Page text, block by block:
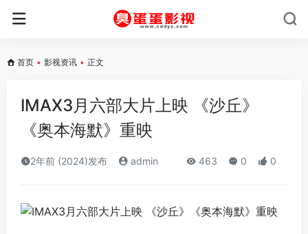
首页 • 影视资讯 • 正文
IMAX3月六部大片上映 《沙丘》
《奥本海默》重映
2年前 (2024)发布 admin 463 0 0